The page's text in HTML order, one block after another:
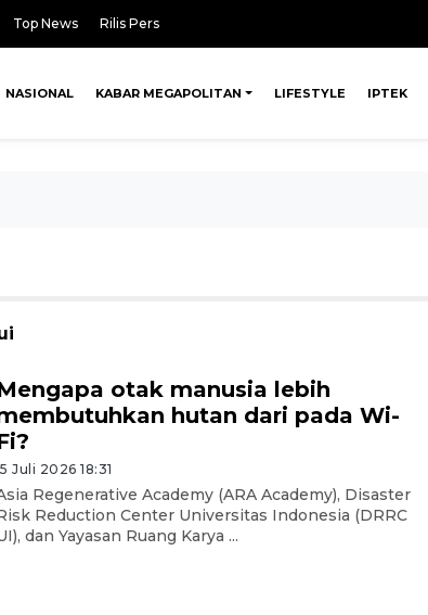
Top News Rilis Pers
NASIONAL KABAR MEGAPOLITAN LIFESTYLE IPTEK
otak manusia lebih
hutan dari pada Wi-
Juli 2026 18:31
Regenerative Academy (ARA Academy), Disaster
Reduction Center Universitas Indonesia (DRRC
dan Yayasan Ruang Karya ...